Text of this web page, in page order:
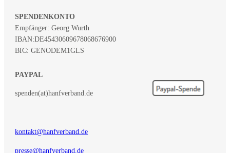
SPENDENKONTO
Empfänger: Georg Wurth
IBAN:DE45430609678068676900
BIC: GENODEM1GLS
PAYPAL
spenden(at)hanfverband.de
kontakt@hanfverband.de
presse@hanfverband.de